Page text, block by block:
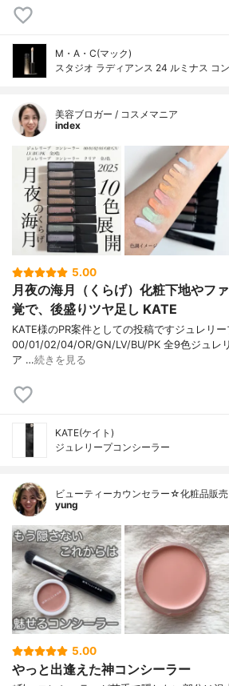
M・A・C(マック)
スタジオ ラディアンス 24 ルミナス コ
美容ブロガー / コスメマニア
index
5.00
月夜の海月（くらげ）化粧下地やフ
覚で、後盛りツヤ足し KATE
KATE様のPR案件としての投稿ですジュレリ
00/01/02/04/OR/GN/LV/BU/PK 全9色ジュレ
ア …続きを見る
KATE(ケイト)
ジュレリープコンシーラー
ビューティーカウンセラー☆化粧品販
yung
5.00
やっと出逢えた神コンシーラー